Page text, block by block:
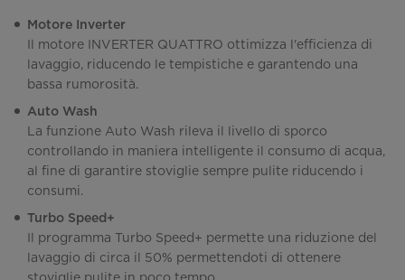
Motore Inverter
Il motore INVERTER QUATTRO ottimizza l'efficienza di
lavaggio, riducendo le tempistiche e garantendo una
bassa rumorosità.
Auto Wash
La funzione Auto Wash rileva il livello di sporco
controllando in maniera intelligente il consumo di acqua,
al fine di garantire stoviglie sempre pulite riducendo i
consumi.
Turbo Speed+
Il programma Turbo Speed+ permette una riduzione del
lavaggio di circa il 50% permettendoti di ottenere